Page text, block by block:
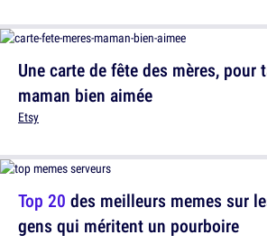
Top 20 des meilleurs memes sur
gens qui méritent un pourboire
Une carte de fête des mères, pour
maman bien aimée
Etsy